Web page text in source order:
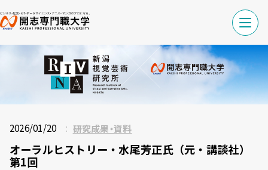
2026/01/20 研究成果・資料
オーラルヒストリー・水尾芳正氏（元・講談社）
第1回